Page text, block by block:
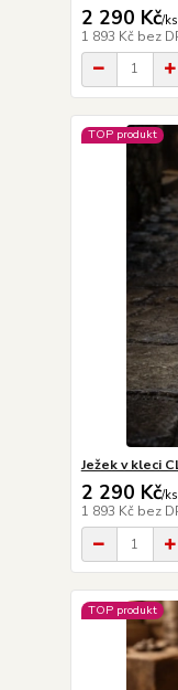
2 290 Kč/ks
1 893 Kč bez
TOP produkt
Ježek v kleci
2 290 Kč/ks
1 893 Kč bez
TOP produkt